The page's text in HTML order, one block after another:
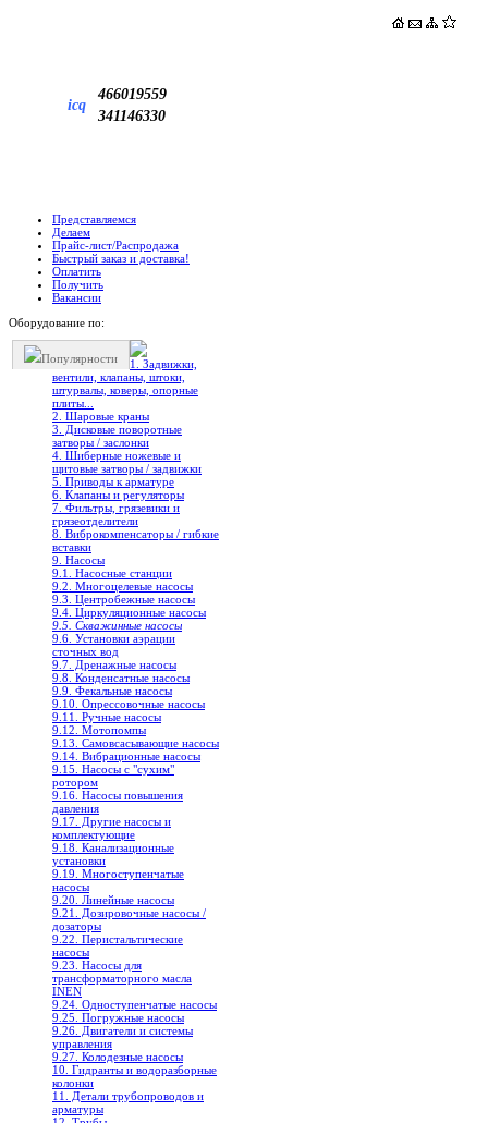
icq
466019559
341146330
Представляемся
Делаем
Прайс-лист/Распродажа
Быстрый заказ и доставка!
Оплатить
Получить
Вакансии
Оборудование по:
Популярности
1. Задвижки,
вентили, клапаны, штоки,
штурвалы, коверы, опорные
плиты...
2. Шаровые краны
3. Дисковые поворотные
затворы / заслонки
4. Шиберные ножевые и
щитовые затворы / задвижки
5. Приводы к арматуре
6. Клапаны и регуляторы
7. Фильтры, грязевики и
грязеотделители
8. Виброкомпенсаторы / гибкие
вставки
9. Насосы
9.1. Насосные станции
9.2. Многоцелевые насосы
9.3. Центробежные насосы
9.4. Циркуляционные насосы
9.5. Скважинные насосы
9.6. Установки аэрации
сточных вод
9.7. Дренажные насосы
9.8. Конденсатные насосы
9.9. Фекальные насосы
9.10. Опрессовочные насосы
9.11. Ручные насосы
9.12. Мотопомпы
9.13. Самовсасывающие насосы
9.14. Вибрационные насосы
9.15. Насосы с "сухим"
ротором
9.16. Насосы повышения
давления
9.17. Другие насосы и
комплектующие
9.18. Канализационные
установки
9.19. Многоступенчатые
насосы
9.20. Линейные насосы
9.21. Дозировочные насосы /
дозаторы
9.22. Перистальтические
насосы
9.23. Насосы для
трансформаторного масла
INEN
9.24. Одноступенчатые насосы
9.25. Погружные насосы
9.26. Двигатели и системы
управления
9.27. Колодезные насосы
10. Гидранты и водоразборные
колонки
11. Детали трубопроводов и
арматуры